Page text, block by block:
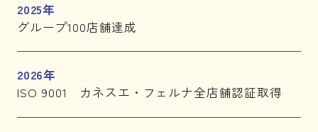
2025年
グループ100店舗達成
2026年
ISO 9001 カネスエ・フェルナ全店舗認証取得